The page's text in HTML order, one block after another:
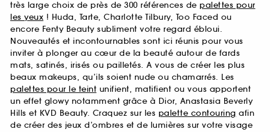
très large choix de près de 300 références de palettes pour
les yeux ! Huda, Tarte, Charlotte Tilbury, Too Faced ou
encore Fenty Beauty subliment votre regard ébloui.
Nouveautés et incontournables sont ici réunis pour vous
inviter à plonger au cœur de la beauté autour de fards
mats, satinés, irisés ou pailletés. A vous de créer les plus
beaux makeups, qu’ils soient nude ou chamarrés. Les
palettes pour le teint unifient, matifient ou vous apportent
un effet glowy notamment grâce à Dior, Anastasia Beverly
Hills et KVD Beauty. Craquez sur les palette contouring afin
de créer des jeux d’ombres et de lumières sur votre visage